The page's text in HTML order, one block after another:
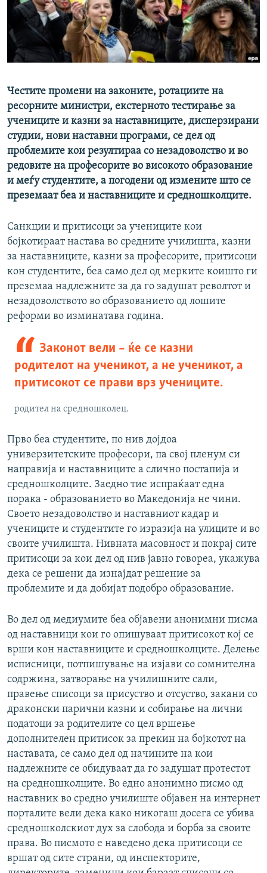
РСЕ веб страници
Честите промени на законите, ротациите на
ресорните министри, екстерното тестирање за
учениците и казни за наставниците, дисперзирани
студии, нови наставни програми, се дел од
проблемите кои резултираа со незадоволство и во
редовите на професорите во високото образование
и меѓу студентите, а погодени од измените што се
преземаат беа и наставниците и средношколците.
Санкции и притисоци за учениците кои
бојкотираат настава во средните училишта, казни
за наставниците, казни за професорите, притисоци
кон студентите, беа само дел од мерките коишто ги
преземаа надлежните за да го задушат револтот и
незадоволството во образованието од лошите
реформи во изминатава година.
Законот вели – ќе се казни
родителот на ученикот, а не ученикот, а
притисокот се прави врз учениците.
родител на средношколец.
Прво беа студентите, по нив дојдоа
универзитетските професори, па свој пленум си
направија и наставниците а слично постапија и
средношколците. Заедно тие испраќаат една
порака - образованието во Македонија не чини.
Своето незадоволство и наставниот кадар и
учениците и студентите го изразија на улиците и во
своите училишта. Нивната масовност и покрај сите
притисоци за кои дел од нив јавно говореа, укажува
дека се решени да изнајдат решение за
проблемите и да добијат подобро образование.
Во дел од медиумите беа објавени анонимни писма
од наставници кои го опишуваат притисокот кој се
врши кон наставниците и средношколците. Делење
исписници, потпишување на изјави со сомнителна
содржина, затворање на училишните сали,
правење списоци за присуство и отсуство, закани со
драконски парични казни и собирање на лични
податоци за родителите со цел вршење
дополнителен притисок за прекин на бојкотот на
наставата, се само дел од начините на кои
надлежните се обидуваат да го задушат протестот
на средношколците. Во едно анонимно писмо од
наставник во средно училиште објавен на интернет
порталите вели дека како никогаш досега се убива
средношколскиот дух за слобода и борба за своите
права. Во писмото е наведено дека притисоци се
вршат од сите страни, од инспекторите,